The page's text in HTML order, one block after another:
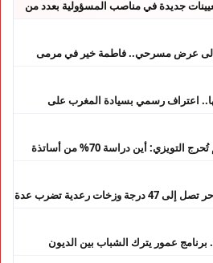
جديدة في مناصب المسؤولية بعدد من
إلى عرض مسرحي.. فاطمة خير في مرمى
اعتراف رسمي بسيادة المغرب على
النقابة الوطنية للتعليم تُحرج التويزي: أين دراسة 70% من أساتذة
نشرة إنذارية.. موجة حر تصل إلى 47 درجة وزخات رعدية تضرب عدة
عمور يترك الشباب بين الديون